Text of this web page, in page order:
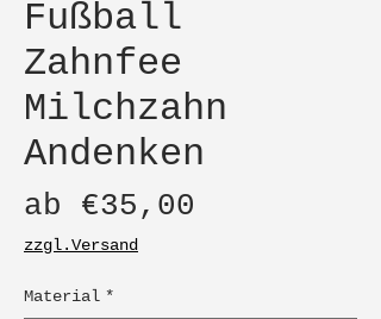
Fußball
Zahnfee
Milchzahn
Andenken
ab €35,00
zzgl.Versand
Material *